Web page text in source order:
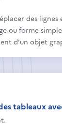
des lignes
ou forme simple
d’un objet
tableaux